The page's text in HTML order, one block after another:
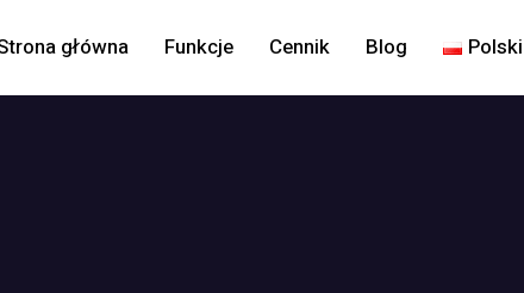
główna Funkcje Cennik Blog Polski